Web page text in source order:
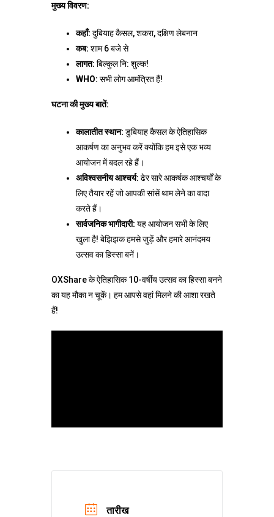
मुख्य विवरण:
कहाँ: दुबियाह कैसल, शकरा, दक्षिण लेबनान
कब: शाम 6 बजे से
लागत: बिल्कुल नि: शुल्क!
WHO: सभी लोग आमंत्रित हैं!
घटना की मुख्य बातें:
कालातीत स्थान: डुबियाह कैसल के ऐतिहासिक
आकर्षण का अनुभव करें क्योंकि हम इसे एक भव्य
आयोजन में बदल रहे हैं।
अविश्वसनीय आश्चर्य: ढेर सारे आकर्षक आश्चर्यों के
लिए तैयार रहें जो आपकी सांसें थाम लेने का वादा
करते हैं।
सार्वजनिक भागीदारी: यह आयोजन सभी के लिए
खुला है! बेझिझक हमसे जुड़ें और हमारे आनंदमय
उत्सव का हिस्सा बनें।
OXShare के ऐतिहासिक 10-वर्षीय उत्सव का हिस्सा बनने
का यह मौका न चूकें। हम आपसे वहां मिलने की आशा रखते
हैं!
तारीख